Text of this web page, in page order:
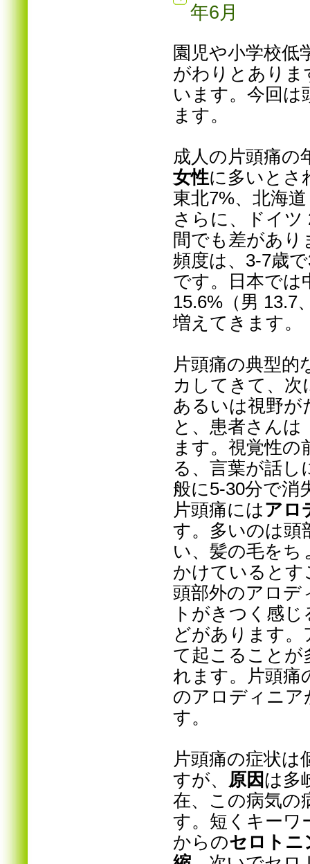
年6月
園児や小学校低
がわりとありま
います。今回は
ます。
成人の片頭痛の
女性に多いとさ
東北7%、北海
さらに、ドイツ
間でも差があり
頻度は、3-7歳
です。日本では
15.6%（男 13.7
増えてきます。
片頭痛の典型的
カしてきて、次
あるいは視野が
と、患者さんは
ます。視覚性
る、言葉が話し
般に5-30分で消
片頭痛にはアロ
す。多いのは頭
い、髪の毛をち
かけているとす
頭部外のアロデ
トがきつく感
どがあります。
て起こることが
れます。片頭痛
のアロディニア
す。
片頭痛の症状は
すが、 原因は多
在、この病気の
す。短くキーワ
からのセロトニ